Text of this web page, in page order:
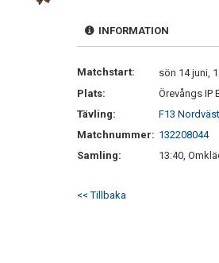
INFORMATION
Matchstart:
sön 14 juni,
Plats:
Örevångs IP
Tävling:
F13
Matchnummer: 132208044
Samling:
13:40,
<< Tillbaka